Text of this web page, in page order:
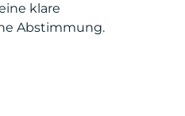
klare
Abstimmung.